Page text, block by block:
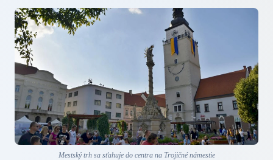
Mestský trh sa sťahuje do centra na Trojičné námestie